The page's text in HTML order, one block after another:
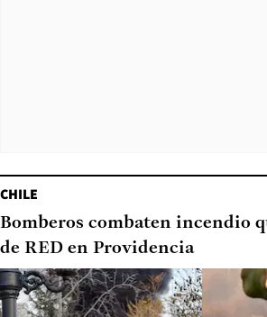
CHILE
Bomberos combaten incendio
de RED en Providencia